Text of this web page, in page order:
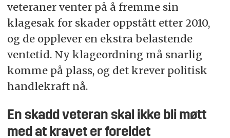
veteraner venter på å fremme sin
klagesak for skader oppstått etter 2010,
og de opplever en ekstra belastende
ventetid. Ny klageordning må snarlig
komme på plass, og det krever politisk
handlekraft nå.
En skadd veteran skal ikke bli møtt
med at kravet er foreldet